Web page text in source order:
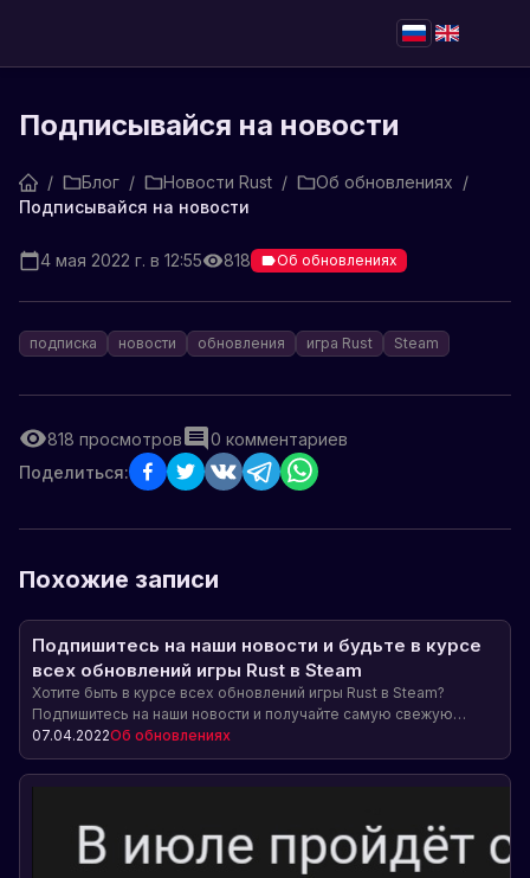
Подписывайся на новости
/ Блог / Новости Rust / Об обновлениях /
Подписывайся на новости
4 мая 2022 г. в 12:55 818 Об обновлениях
подписка новости обновления игра Rust Steam
818 просмотров 0 комментариев
Поделиться:
Похожие записи
Подпишитесь на наши новости и будьте в курсе
всех обновлений игры Rust в Steam
Хотите быть в курсе всех обновлений игры Rust в Steam?
Подпишитесь на наши новости и получайте самую свежую
информацию о новых функциях, изменениях геймплея и других
интересных обновлениях игры! Будьте впереди всех и имейте
эксклюзивный доступ!
07.04.2022Об обновлениях